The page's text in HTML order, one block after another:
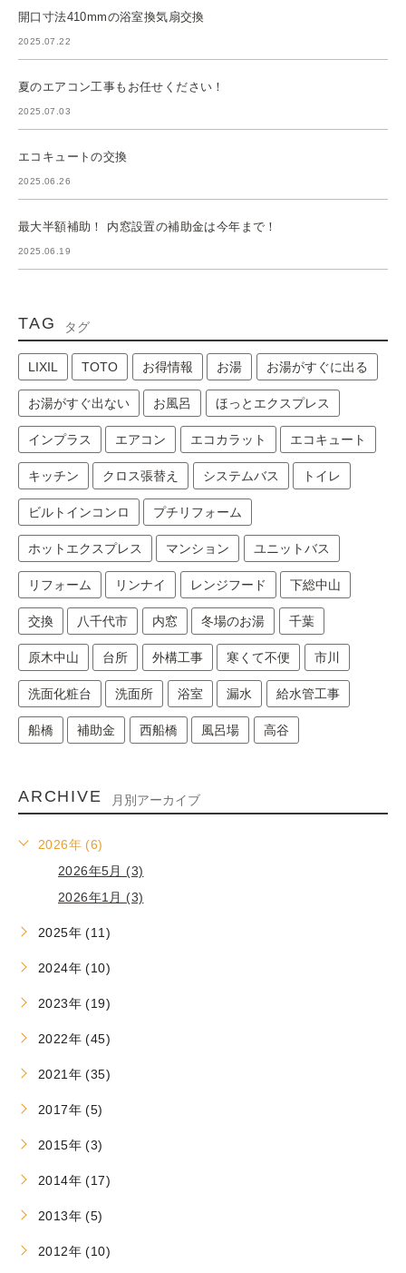
開口寸法410mmの浴室換気扇交換
2025.07.22
夏のエアコン工事もお任せください！
2025.07.03
エコキュートの交換
2025.06.26
最大半額補助！ 内窓設置の補助金は今年まで！
2025.06.19
TAG タグ
LIXIL TOTO お得情報 お湯 お湯がすぐに出る
お湯がすぐ出ない お風呂 ほっとエクスプレス
インプラス エアコン エコカラット エコキュート
キッチン クロス張替え システムバス トイレ
ビルトインコンロ プチリフォーム
ホットエクスプレス マンション ユニットバス
リフォーム リンナイ レンジフード 下総中山
交換 八千代市 内窓 冬場のお湯 千葉
原木中山 台所 外構工事 寒くて不便 市川
洗面化粧台 洗面所 浴室 漏水 給水管工事
船橋 補助金 西船橋 風呂場 高谷
ARCHIVE 月別アーカイブ
2026年 (6)
2026年5月 (3)
2026年1月 (3)
2025年 (11)
2024年 (10)
2023年 (19)
2022年 (45)
2021年 (35)
2017年 (5)
2015年 (3)
2014年 (17)
2013年 (5)
2012年 (10)